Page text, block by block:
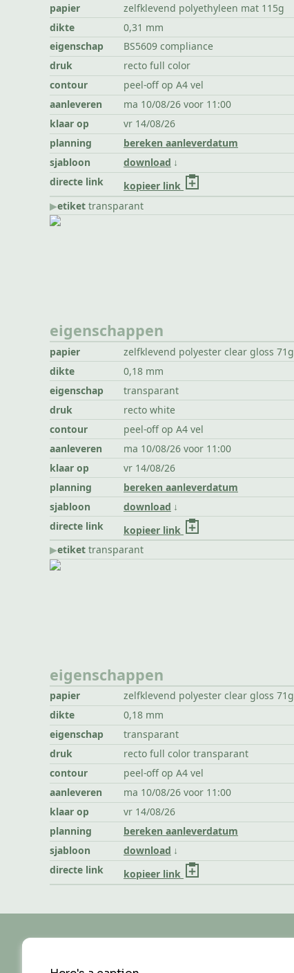
papier
zelfklevend polyethyleen mat 115g
dikte
0,31 mm
eigenschap
BS5609 compliance
druk
recto full color
contour
peel-off op A4 vel
aanleveren
ma 10/08/26 voor 11:00
klaar op
vr 14/08/26
planning
bereken aanleverdatum
sjabloon
download
directe link
kopieer link
▶︎etiket transparant
eigenschappen
papier
zelfklevend polyester clear gloss 71g
dikte
0,18 mm
eigenschap
transparant
druk
recto white
contour
peel-off op A4 vel
aanleveren
ma 10/08/26 voor 11:00
klaar op
vr 14/08/26
planning
bereken aanleverdatum
sjabloon
download
directe link
kopieer link
▶︎etiket transparant
eigenschappen
papier
zelfklevend polyester clear gloss 71g
dikte
0,18 mm
eigenschap
transparant
druk
recto full color transparant
contour
peel-off op A4 vel
aanleveren
ma 10/08/26 voor 11:00
klaar op
vr 14/08/26
planning
bereken aanleverdatum
sjabloon
download
directe link
kopieer link